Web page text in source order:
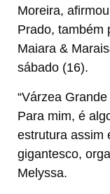
Moreira,
Prado, também
Maiara &
sábado (16).
“Várzea
Para mim, é
estrutura assim
gigantesco,
Melyssa.